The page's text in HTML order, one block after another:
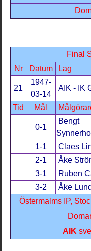
Final
Nr
Datum Lag
21
1947-
03-14
AIK - IK
Tid Mål
0-1
Bengt
1-1
Claes
2-1
Åke
3-1
Ruben
3-2
Åke
Östermalms IP,
AIK